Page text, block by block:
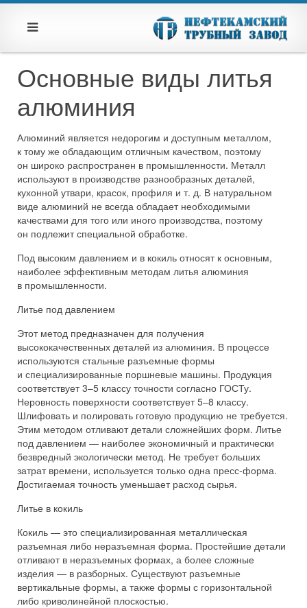
Основные виды литья
алюминия
Алюминий является недорогим и доступным металлом,
к тому же обладающим отличным качеством, поэтому
он широко распространен в промышленности. Металл
используют в производстве разнообразных деталей,
кухонной утвари, красок, профиля и т. д. В натуральном
виде алюминий не всегда обладает необходимыми
качествами для того или иного производства, поэтому
он подлежит специальной обработке.
Под высоким давлением и в кокиль относят к основным,
наиболее эффективным методам литья алюминия
в промышленности.
Литье под давлением
Этот метод предназначен для получения
высококачественных деталей из алюминия. В процессе
используются стальные разъемные формы
и специализированные поршневые машины. Продукция
соответствует 3–5 классу точности согласно ГОСТу.
Неровность поверхности соответствует 5–8 классу.
Шлифовать и полировать готовую продукцию не требуется.
Этим методом отливают детали сложнейших форм. Литье
под давлением — наиболее экономичный и практически
безвредный экологически метод. Не требует больших
затрат времени, используется только одна пресс-форма.
Достигаемая точность уменьшает расход сырья.
Литье в кокиль
Кокиль — это специализированная металлическая
разъемная либо неразъемная форма. Простейшие детали
отливают в неразъемных формах, а более сложные
изделия — в разборных. Существуют разъемные
вертикальные формы, а также формы с горизонтальной
либо криволинейной плоскостью.